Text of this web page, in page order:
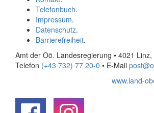
Telefonbuch.
Impressum.
Datenschutz.
Barrierefreiheit.
Amt der Oö. Landesregierung • 4021
Telefon (+43 732) 77 20-0 • E-Mail
www.land-